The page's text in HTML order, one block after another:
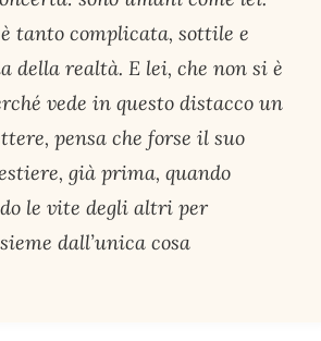
tanto complicata, sottile e
della realtà. E lei, che non si è
vede in questo distacco un
pensa che forse il suo
già prima, quando
le vite degli altri per
dall’unica cosa